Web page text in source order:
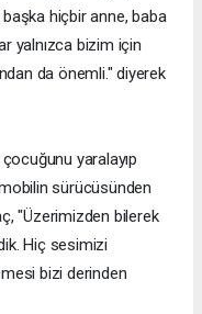
başka hiçbir anne, baba
yalnızca bizim için
da önemli." diyerek
yaralayıp
sürücüsünden
"Üzerimizden bilerek
Hiç sesimizi
bizi derinden